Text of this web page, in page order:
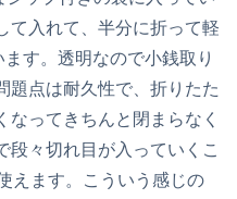
て入れて、半分に折って軽
す。透明なので小銭取り
題点は耐久性で、折りたた
なってきちんと閉まらなく
段々切れ目が入っていくこ
えます。こういう感じの